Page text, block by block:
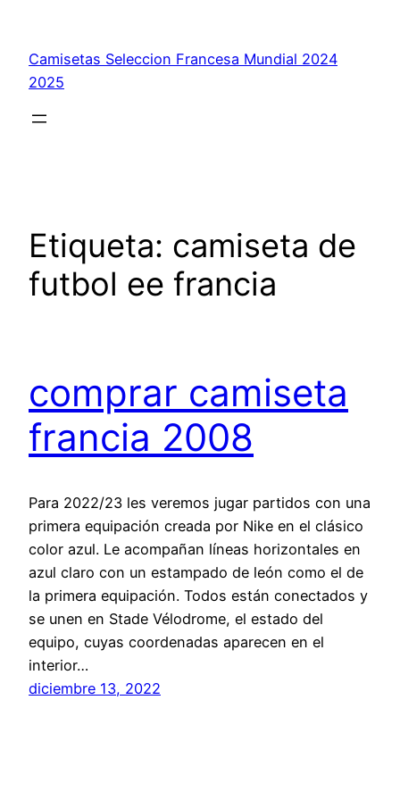
contenido
Camisetas Seleccion Francesa Mundial 2024
2025
Etiqueta: camiseta de
futbol ee francia
comprar camiseta
francia 2008
Para 2022/23 les veremos jugar partidos con una
primera equipación creada por Nike en el clásico
color azul. Le acompañan líneas horizontales en
azul claro con un estampado de león como el de
la primera equipación. Todos están conectados y
se unen en Stade Vélodrome, el estado del
equipo, cuyas coordenadas aparecen en el
interior…
diciembre 13, 2022